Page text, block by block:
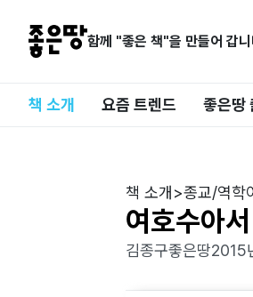
함께 "좋은 책"을 만들어 갑
책 소개 요즘 트렌드 좋은땅
책 소개 >종교/역학
여호수아
김종구좋은땅2015